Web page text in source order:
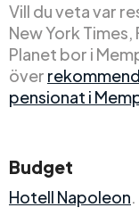
Vill du veta var
New York Times,
Planet bor i
över
pensionat i
Budget
Hotell Napoleon.